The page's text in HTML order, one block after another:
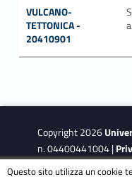
VULCANO-
TETTONICA -
20410901
Copyright 2026
n. 04400441004 |
Obiettivi di
Questo sito utilizza un cookie